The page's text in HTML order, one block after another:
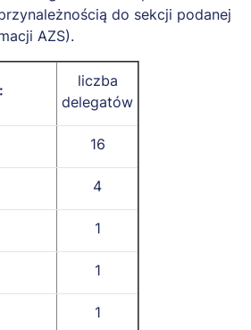
do sekcji podanej
AZS).
liczba
delegatów
16
4
1
1
1